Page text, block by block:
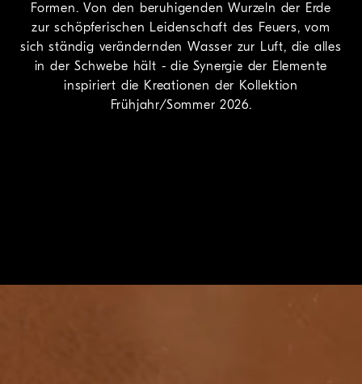
Formen. Von den beruhigenden Wurzeln der Erde
zur schöpferischen Leidenschaft des Feuers, vom
sich ständig verändernden Wasser zur Luft, die alles
in der Schwebe hält - die Synergie der Elemente
inspiriert die Kreationen der Kollektion
Frühjahr/Sommer 2026.